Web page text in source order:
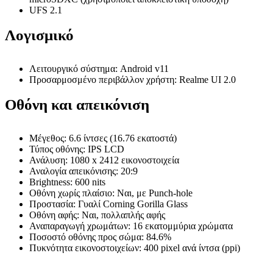
UFS 2.1
Λογισμικό
Λειτουργικό σύστημα: Android v11
Προσαρμοσμένο περιβάλλον χρήστη: Realme UI 2.0
Οθόνη και απεικόνιση
Μέγεθος: 6.6 ίντσες (16.76 εκατοστά)
Τύπος οθόνης: IPS LCD
Ανάλυση: 1080 x 2412 εικονοστοιχεία
Αναλογία απεικόνισης: 20:9
Brightness: 600 nits
Οθόνη χωρίς πλαίσιο: Ναι, με Punch-hole
Προστασία: Γυαλί Corning Gorilla Glass
Οθόνη αφής: Ναι, πολλαπλής αφής
Αναπαραγωγή χρωμάτων: 16 εκατομμύρια χρώματα
Ποσοστό οθόνης προς σώμα: 84.6%
Πυκνότητα εικονοστοιχείων: 400 pixel ανά ίντσα (ppi)